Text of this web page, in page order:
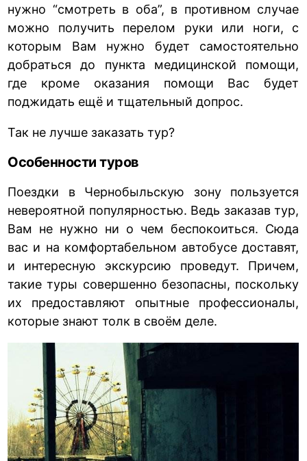
нужно “смотреть в оба”, в противном случае
можно получить перелом руки или ноги, с
которым Вам нужно будет самостоятельно
добраться до пункта медицинской помощи,
где кроме оказания помощи Вас будет
поджидать ещё и тщательный допрос.
Так не лучше заказать тур?
Особенности туров
Поездки в Чернобыльскую зону пользуется
невероятной популярностью. Ведь заказав тур,
Вам не нужно ни о чем беспокоиться. Сюда
вас и на комфортабельном автобусе доставят,
и интересную экскурсию проведут. Причем,
такие туры совершенно безопасны, поскольку
их предоставляют опытные профессионалы,
которые знают толк в своём деле.